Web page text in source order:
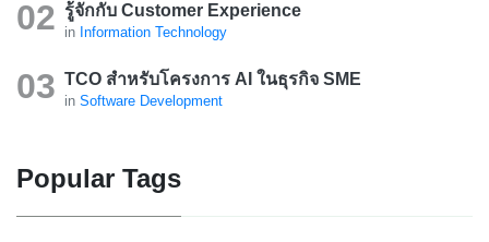
รู้จักกับ Customer Experience
in Information Technology
TCO สำหรับโครงการ AI ในธุรกิจ SME
in Software Development
Popular Tags